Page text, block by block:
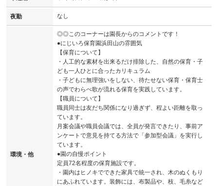
夜勤 なし
環境・他
◎◎このコーナーは園長からのコメントです！
●にじいろ保育園浜田山の雰囲気
【保育について】
・人工的な素材を出来るだけ排除した、自然の保育・子
ども一人ひとに合ったカリキュラム
・子どもに無理強いをしない、待たせない保育・保育士
の声でわらべ歌が流れる保育を実践しています。
【職員について】
職員同士は友だち関係になり過ぎず、程よい距離を取っ
ています。
月案会議や職員会議では、全員が発言できたり、事前ア
ンケートで意見を持てる方法で「参加型会議」を実行し
ています。
●園の自慢ポイント
定員72名程度の保育施設です。
・園内はヒノキでできた家具で統一され、木のぬくもり
にあふれています。装飾には、布製品や、枝、毛糸など